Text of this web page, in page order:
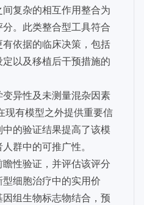
复杂的相互作用整合为
。此类整合型工具符合
依据的临床决策，包括
以及移植后干预措施的
异性及未测量混杂因素
现有模型之外提供重要信
的验证结果提高了该模
群中的可推广性。
性验证，并评估该评分
细胞治疗中的实用价
组生物标志物结合，预